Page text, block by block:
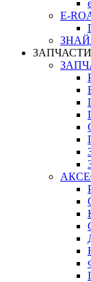
E-